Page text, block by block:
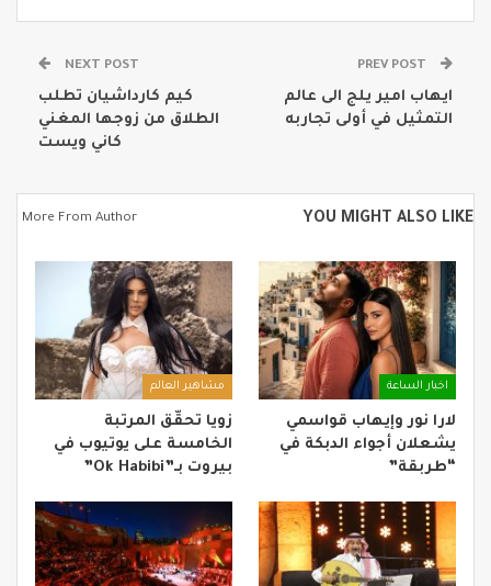
ايهاب امير يلج الى عالم
التمثيل في أولى تجاربه
NEXT POST
كيم كارداشيان تطلب
الطلاق من زوجها المغني
كاني ويست
YOU MIGHT ALSO LIKE
More From Author
اخبار الساعة
لارا نور وإيهاب قواسمي
يشعلان أجواء الدبكة في
“طربقة”
مشاهير العالم
زويا تحقّق المرتبة
الخامسة على يوتيوب في
بيروت بـ”Ok Habibi”